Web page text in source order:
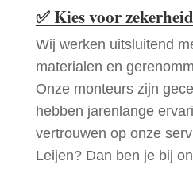
✅Kies voor
Wij werken uitsluitend
materialen en
Onze monteurs zijn
hebben jarenlange
vertrouwen op onze
Leijen? Dan ben je bij